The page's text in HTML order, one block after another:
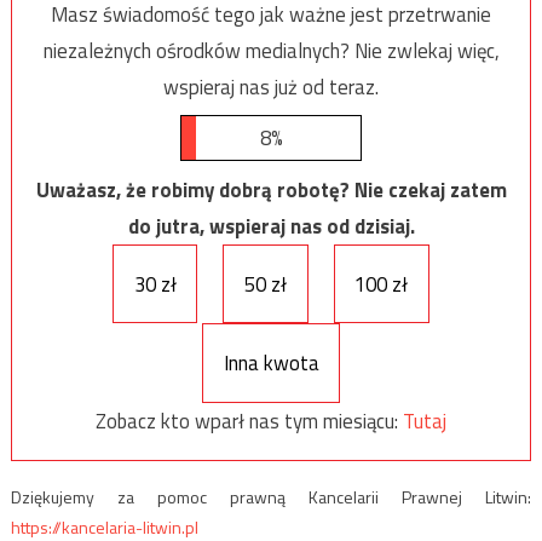
Masz świadomość tego jak ważne jest przetrwanie
niezależnych ośrodków medialnych? Nie zwlekaj więc,
wspieraj nas już od teraz.
8%
Uważasz, że robimy dobrą robotę? Nie czekaj zatem
do jutra, wspieraj nas od dzisiaj.
30 zł
50 zł 100 zł
Inna kwota
Zobacz kto wparł nas tym miesiącu: Tutaj
Dziękujemy za pomoc prawną Kancelarii Prawnej Litwin:
https://kancelaria-litwin.pl